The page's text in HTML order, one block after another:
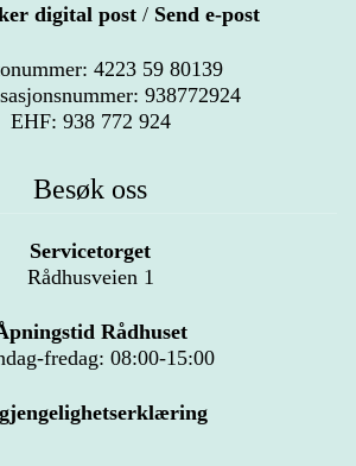
digital post / Send e-post
4223 59 80139
938772924
EHF: 938 772 924
Besøk oss
Servicetorget
Rådhusveien 1
Rådhuset
fredag: 08:00-15:00